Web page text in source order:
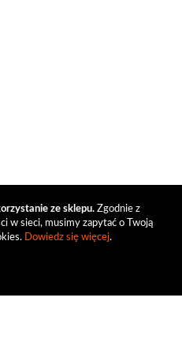
ze sklepu. Zgodnie z
w sieci, musimy zapytać o Twoją
Dowiedz się więcej.